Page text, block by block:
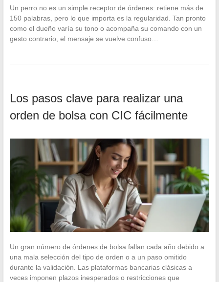
Un perro no es un simple receptor de órdenes: retiene más de
150 palabras, pero lo que importa es la regularidad. Tan pronto
como el dueño varía su tono o acompaña su comando con un
gesto contrario, el mensaje se vuelve confuso…
Los pasos clave para realizar una
orden de bolsa con CIC fácilmente
Un gran número de órdenes de bolsa fallan cada año debido a
una mala selección del tipo de orden o a un paso omitido
durante la validación. Las plataformas bancarias clásicas a
veces imponen plazos inesperados o restricciones que